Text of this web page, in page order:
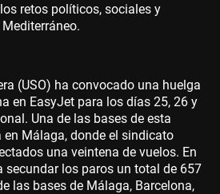
retos políticos, sociales y
(USO) ha convocado una huelga
en EasyJet para los días 25, 26 y
Una de las bases de esta
en Málaga, donde el sindicato
una veintena de vuelos. En
secundar los paros un total de 657
las bases de Málaga, Barcelona,